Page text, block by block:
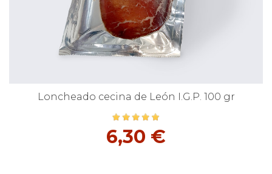
Loncheado cecina de León I.G.P. 100 gr
6,30 €